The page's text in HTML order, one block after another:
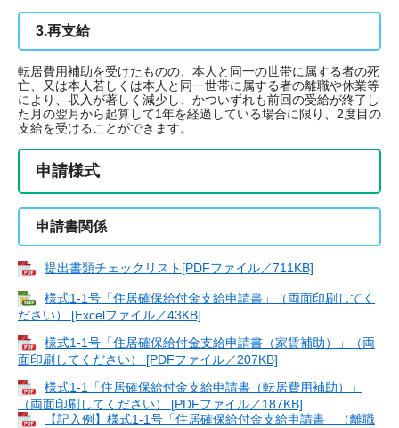
3.再支給
転居費用補助を受けたものの、本人と同一の世帯に属する者の死
亡、又は本人若しくは本人と同一世帯に属する者の離職や休業等
により、収入が著しく減少し、かついずれも前回の受給が終了し
た月の翌月から起算して1年を経過している場合に限り、2度目の
支給を受けることができます。
申請様式
申請書関係
提出書類チェックリスト[PDFファイル／711KB]
様式1-1号「住居確保給付金支給申請書」（両面印刷してく
ださい） [Excelファイル／43KB]
様式1-1号「住居確保給付金支給申請書（家賃補助）」（両
面印刷してください） [PDFファイル／207KB]
様式1-1「住居確保給付金支給申請書（転居費用補助）」
（両面印刷してください） [PDFファイル／187KB]
【記入例】様式1-1号「住居確保給付金支給申請書」（離職